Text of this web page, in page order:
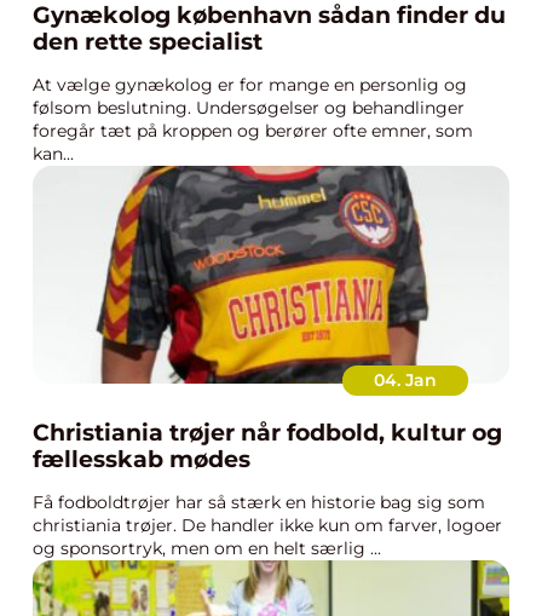
Gynækolog københavn sådan finder du
den rette specialist
At vælge gynækolog er for mange en personlig og
følsom beslutning. Undersøgelser og behandlinger
foregår tæt på kroppen og berører ofte emner, som
kan...
04. Jan
Christiania trøjer når fodbold, kultur og
fællesskab mødes
Få fodboldtrøjer har så stærk en historie bag sig som
christiania trøjer. De handler ikke kun om farver, logoer
og sponsortryk, men om en helt særlig ...